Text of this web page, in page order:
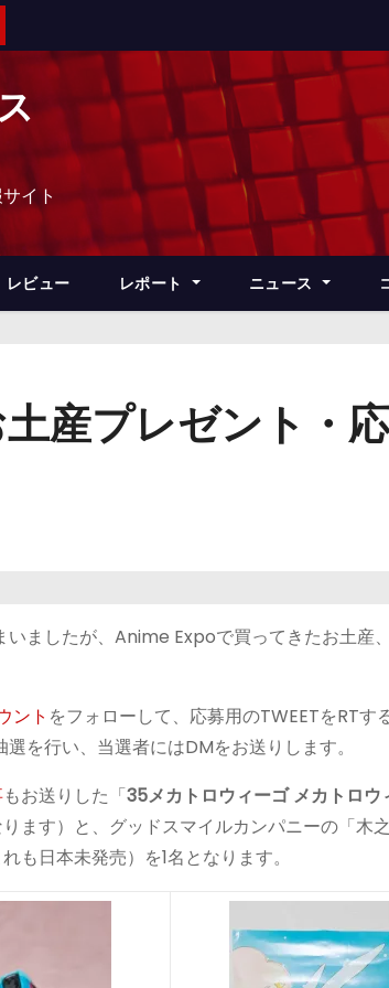
イト
レビュー レポート ニュース
産プレゼント・
いましたが、Anime Expoで買ってきたお土産
ント をフォローして、応募用のTWEETをRTす
を行い、当選者にはDMをお送りします。
もお送りした「35メカトロウィーゴ メカトロウ
ます）と、グッドスマイルカンパニーの「木
も日本未発売）を1名となります。